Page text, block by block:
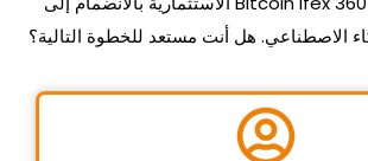
الاصطناعي. هل أنت مستعد للخطوة التالية؟